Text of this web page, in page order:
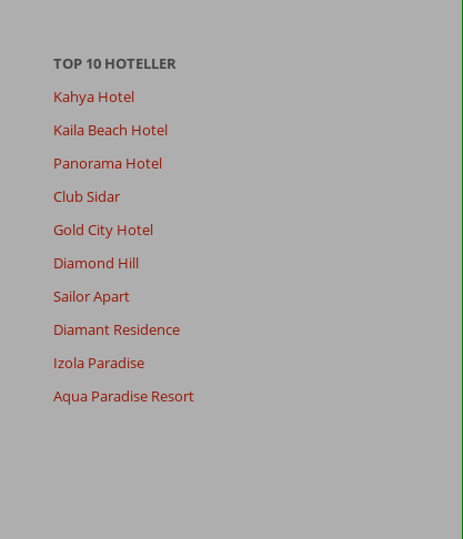
TOP 10 HOTELLER
Kahya Hotel
Kaila Beach Hotel
Panorama Hotel
Club Sidar
Gold City Hotel
Diamond Hill
Sailor Apart
Diamant Residence
Izola Paradise
Aqua Paradise Resort